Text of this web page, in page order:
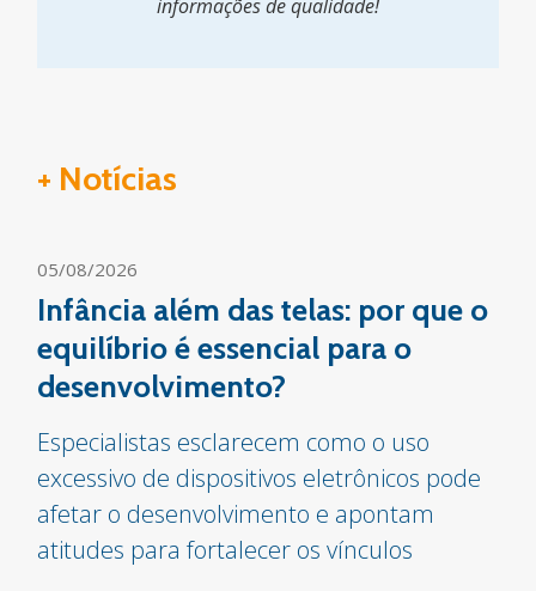
informações de qualidade!
+ Notícias
05/08/2026
Infância além das telas: por que o
equilíbrio é essencial para o
desenvolvimento?
Especialistas esclarecem como o uso
excessivo de dispositivos eletrônicos pode
afetar o desenvolvimento e apontam
atitudes para fortalecer os vínculos